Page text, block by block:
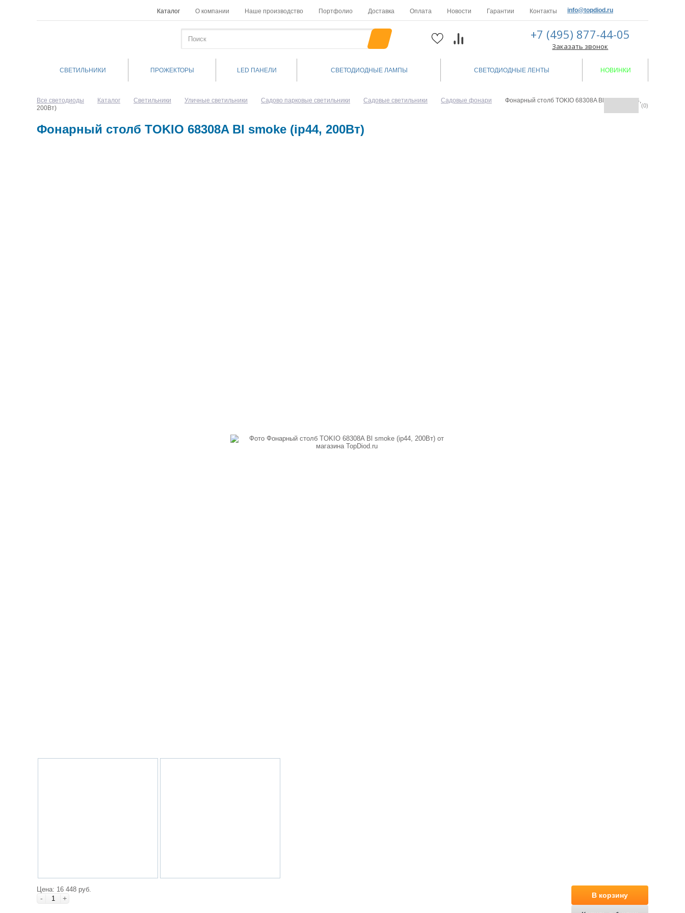
Каталог О компании Наше производство Портфолио Доставка Оплата Новости Гарантии Контакты info@topdiod.ru
+7 (495) 877-44-05
Заказать звонок
СВЕТИЛЬНИКИ ПРОЖЕКТОРЫ LED ПАНЕЛИ СВЕТОДИОДНЫЕ ЛАМПЫ СВЕТОДИОДНЫЕ ЛЕНТЫ НОВИНКИ
Все светодиоды Каталог Светильники Уличные светильники Садово парковые светильники Садовые светильники Садовые фонари
Фонарный столб TOKIO 68308A Bl smoke (ip44,
200Вт)
Фонарный столб TOKIO 68308A Bl smoke (ip44, 200Вт)
(0)
Цена: 16 448 руб.
- + В корзину